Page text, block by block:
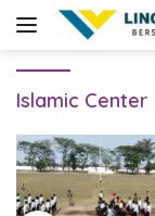
Islamic Center